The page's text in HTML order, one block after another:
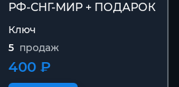
РФ-СНГ-МИР + ПОДАРОК
Ключ
5 продаж
400 ₽